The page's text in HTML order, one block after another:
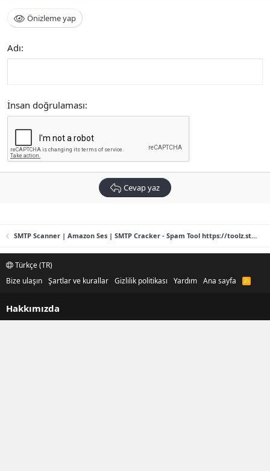
Önizleme yap
Adı
İnsan doğrulaması
Cevap yaz
SMTP Scanner | Amazon Ses | SMTP Cracker - Spam Tool https://toolz.store
Türkçe (TR)
Bize ulaşın Şartlar ve kurallar Gizlilik politikası Yardım Ana sayfa
R
S
Hakkımızda